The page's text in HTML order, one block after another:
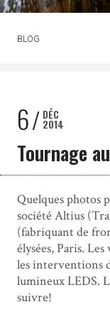
BLOG
6 DÉC
2014
Tournage
Quelques photos
société Altius
(fabriquant de
élysées, Paris.
les interventions
lumineux LEDS.
suivre!